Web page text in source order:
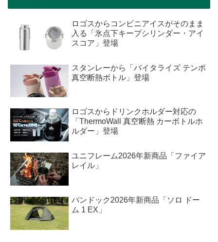
ロゴスからコンビニアイスがそのまま
入る「氷点下キープシリンダー・アイ
スコア」登場
スタンレーから「バイタライズ テンポ
真空断熱ボトル」登場
ロゴスからドリンクホルダー対応の
「ThermoWall 真空断熱 カーボトルホ
ルダー」登場
ユニフレーム2026年新商品「ファイア
レイル」
バンドック2026年新商品「ソロ ドー
ム 1 EX」